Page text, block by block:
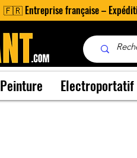
🇫🇷 Entreprise française –
Peinture Electroportatif